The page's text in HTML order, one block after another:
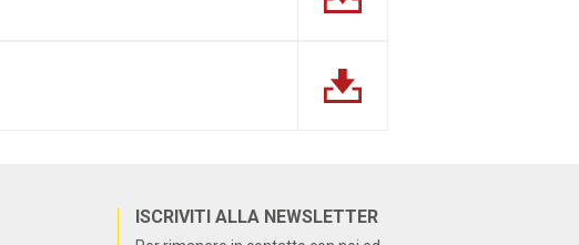
ISCRIVITI ALLA NEWSLETTER